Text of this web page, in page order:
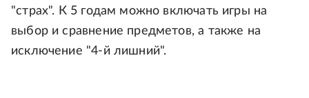
"страх". К 5 годам можно включать игры на
выбор и сравнение предметов, а также на
исключение "4-й лишний".